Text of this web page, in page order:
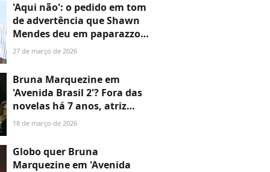
'Aqui não': o pedido em tom
de advertência que Shawn
Mendes deu em paparazzo
após flagra ilegal com Bruna
27 de março de 2026
Bruna Marquezine em
'Avenida Brasil 2'? Fora das
novelas há 7 anos, atriz
revela se deve aceitar convite
fenômeno de audiência
18 de março de 2026
Globo quer Bruna
Marquezine em 'Avenida